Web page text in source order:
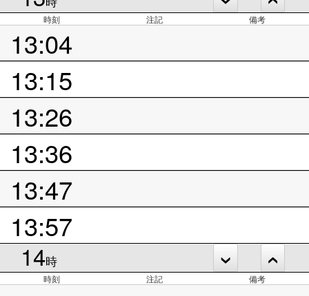
時刻 注記 備考
13:04
13:15
13:26
13:36
13:47
13:57
14時
時刻 注記 備考